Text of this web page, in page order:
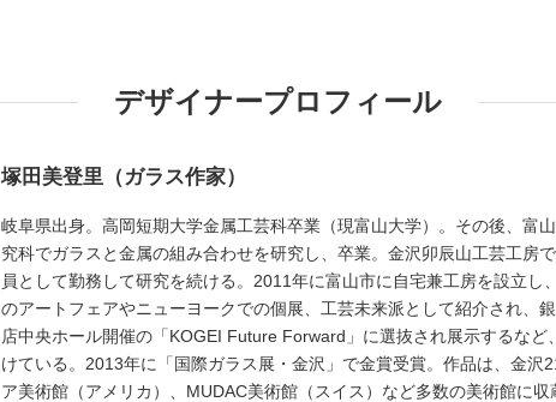
デザイナープロフィール
塚田美登里（ガラス作家）
岐阜県出身。高岡短期大学金属工芸科卒業（現富山大学）。その後、富
究科でガラスと金属の組み合わせを研究し、卒業。金沢卯辰山工芸工房
員として勤務して研究を続ける。2011年に富山市に自宅兼工房を設立し
のアートフェアやニューヨークでの個展、工芸未来派として紹介され、
店中央ホール開催の「KOGEI Future Forward」に選抜され展示するなど
けている。2013年に「国際ガラス展・金沢」で金賞受賞。作品は、金沢
ア美術館（アメリカ）、MUDAC美術館（スイス）など多数の美術館に収